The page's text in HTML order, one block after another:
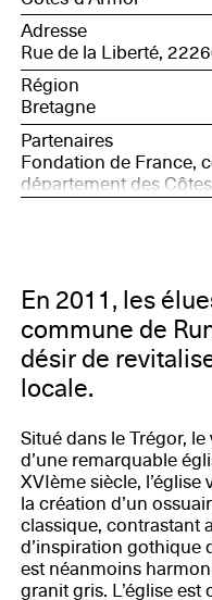
Adresse
Rue de la Liberté,
Région
Bretagne
Partenaires
Fondation de France,
département des
DRAC Bretagne,
l’environnement des
En 2011, les
commune de
désir de
locale.
Situé dans le Trégor,
d’une remarquable
XVIème siècle,
la création d’un
classique, contrastant
d’inspiration gothique
est néanmoins
granit gris. L’église